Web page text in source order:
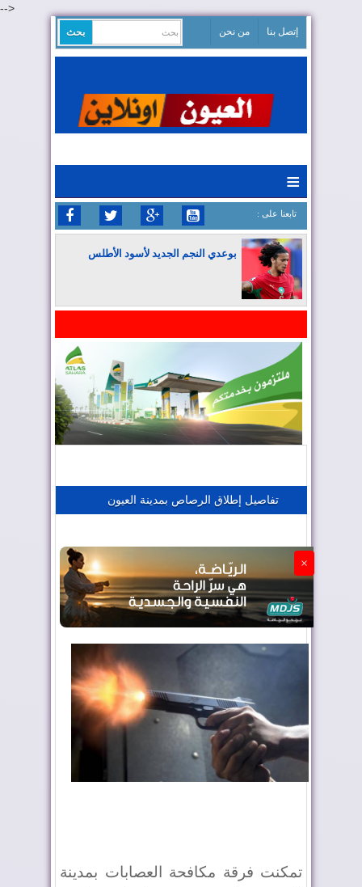
-->
إتصل بنا من نحن
≡
: تابعنا على
بوعدي النجم الجديد لأسود الأطلس
المغرب يعزز موقعه في صناعة الطيران
تفاصيل إطلاق الرصاص بمدينة العيون
×
تمكنت فرقة مكافحة العصابات بمدينة